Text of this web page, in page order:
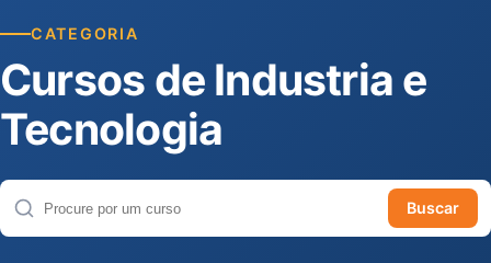
CATEGORIA
Cursos de Industria e
Tecnologia
Buscar cursos
Buscar